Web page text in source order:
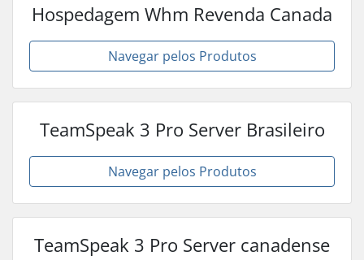
Hospedagem Whm Revenda Canada
Navegar pelos Produtos
TeamSpeak 3 Pro Server Brasileiro
Navegar pelos Produtos
TeamSpeak 3 Pro Server canadense